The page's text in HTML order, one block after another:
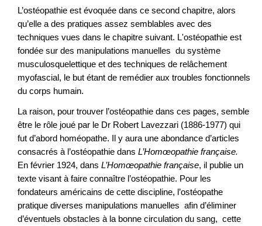
L’ostéopathie est évoquée dans ce second chapitre, alors
qu’elle a des pratiques assez semblables avec des
techniques vues dans le chapitre suivant. L'ostéopathie est
fondée sur des manipulations manuelles du système
musculosquelettique et des techniques de relâchement
myofascial, le but étant de remédier aux troubles fonctionnels
du corps humain.
La raison, pour trouver l’ostéopathie dans ces pages, semble
être le rôle joué par le Dr Robert Lavezzari (1886-1977) qui
fut d’abord homéopathe. Il y aura une abondance d’articles
consacrés à l’ostéopathie dans L’Homœopathie française.
En février 1924, dans L’Homœopathie française, il publie un
texte visant à faire connaître l’ostéopathie. Pour les
fondateurs américains de cette discipline, l’ostéopathe
pratique diverses manipulations manuelles afin d’éliminer
d’éventuels obstacles à la bonne circulation du sang, cette